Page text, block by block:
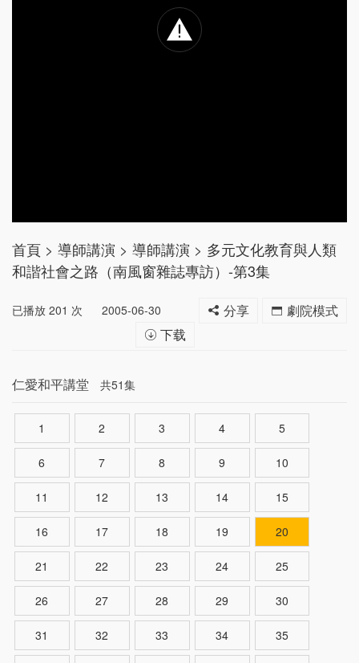
首頁 > 導師講演 > 導師講演 > 多元文化教育與人類
和諧社會之路（南風窗雜誌專訪）-第3集
已播放 201 次 2005-06-30 劇院模式
分享
下载
仁愛和平講堂 共51集
1 2 3 4 5
6 7 8 9 10
11 12 13 14 15
16 17 18 19 20
21 22 23 24 25
26 27 28 29 30
31 32 33 34 35